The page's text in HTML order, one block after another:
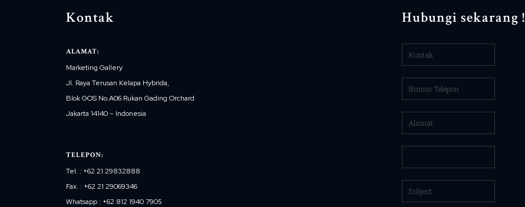
Kontak
ALAMAT:
Marketing Gallery
Jl. Raya Terusan Kelapa Hybrida,
Blok GOS No.A06 Rukan Gading Orchard
Jakarta 14140 – Indonesia
TELEPON:
Tel. : +62 21 29832888
Fax. : +62 21 29069346
Whatsapp : +62 812 1940 7905
Hubungi sekarang !